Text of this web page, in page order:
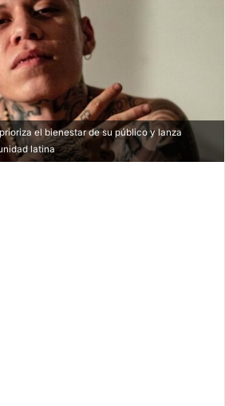
el bienestar de su público y lanza
latina